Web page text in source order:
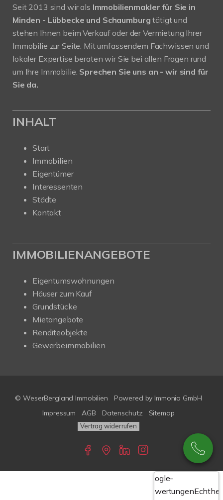
Seit 2013 sind wir als Immobilienmakler für Sie in
Minden - Lübbecke und Schaumburgtätigt und
stehen Ihnen beim Verkauf oder der Vermietung Ihrer
Immobilie zur Seite. Mit umfassendem Fachwissen und
lokaler Expertise beraten wir Sie bei allen Fragen rund
um Ihre Immobilie. Sprechen Sie uns an - wir sind für
Sie da.
INHALT
Start
Immobilien
Eigentümer
Interessenten
Städte
Kontakt
IMMOBILIENANGEBOTE
Eigentumswohnungen
Häuser zum Kauf
Grundstücke
Mietangebote
Renditeobjekte
Gewerbeimmobilien
© WeserBergland Immobilien Powered by Immonia GmbH
Impressum
AGB Datenschutz Sitemap
Vertrag widerrufen
Google-
Bewertungen